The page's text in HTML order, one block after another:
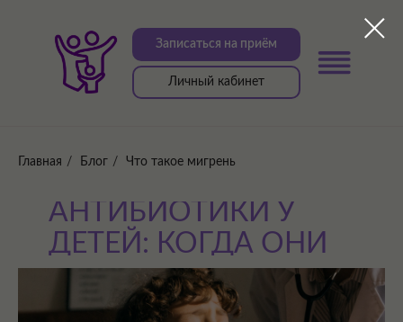
Записаться на приём
Личный кабинет
Главная / Блог / Что такое мигрень
АНТИБИОТИКИ У
ДЕТЕЙ: КОГДА ОНИ
НУЖНЫ И ПОЧЕМУ
НАЗНАЧАТЬ ИХ БЕЗ